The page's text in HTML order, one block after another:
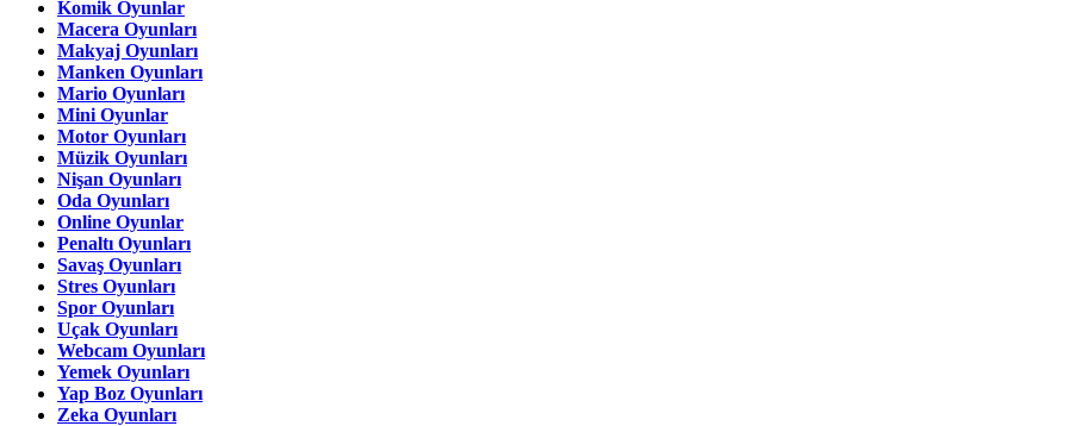
Komik Oyunlar
Macera Oyunları
Makyaj Oyunları
Manken Oyunları
Mario Oyunları
Mini Oyunlar
Motor Oyunları
Müzik Oyunları
Nişan Oyunları
Oda Oyunları
Online Oyunlar
Penaltı Oyunları
Savaş Oyunları
Stres Oyunları
Spor Oyunları
Uçak Oyunları
Webcam Oyunları
Yemek Oyunları
Yap Boz Oyunları
Zeka Oyunları